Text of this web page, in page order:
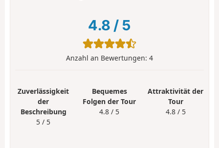
4.8 / 5
Anzahl an Bewertungen: 4
Zuverlässigkeit
der
Beschreibung
5 / 5
Bequemes
Folgen der Tour
4.8 / 5
Attraktivität der
Tour
4.8 / 5